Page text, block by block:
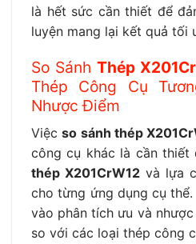
là hết sức cần thiết để
luyện mang lại kết quả tối
So Sánh Thép
Thép Công Cụ
Nhược Điểm
Việcso sánh thép
công cụ khác là cần thiết
thép X201CrW12 và lựa
cho từng ứng dụng cụ
vào phân tích ưu và nhược
so với các loại thép công